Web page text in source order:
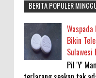
BERITA POPULER
Bikin
Sulawesi
Pil 'Y'